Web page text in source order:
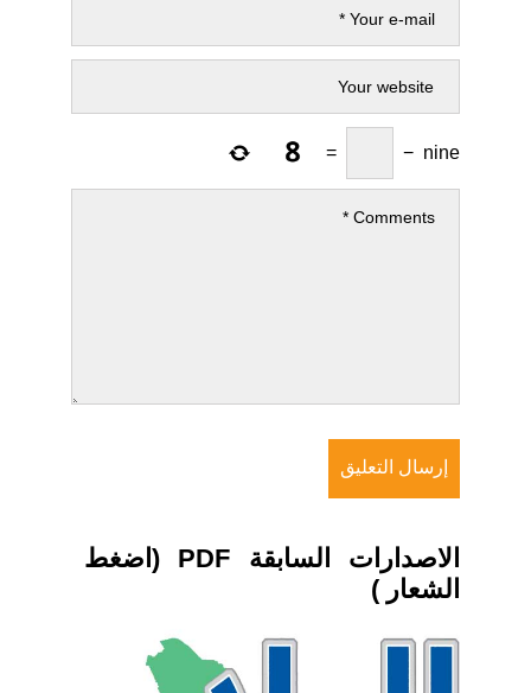
nine
−
=
الاصدارات السابقة PDF (اضغط
الشعار )